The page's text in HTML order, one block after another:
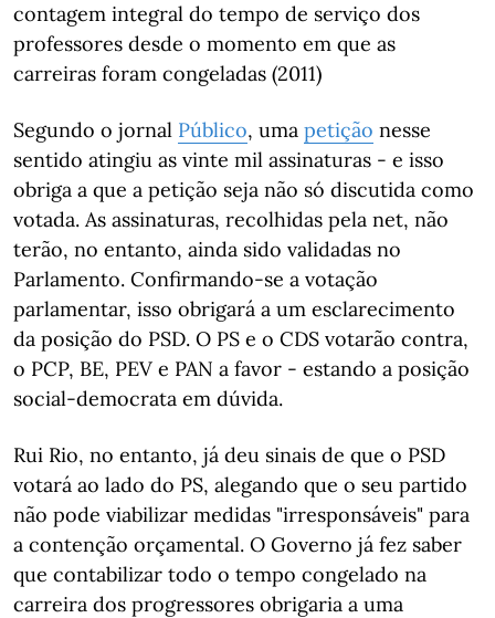
contagem integral do tempo de serviço dos
professores desde o momento em que as
carreiras foram congeladas (2011)
Segundo o jornal Público, uma petição nesse
sentido atingiu as vinte mil assinaturas - e isso
obriga a que a petição seja não só discutida como
votada. As assinaturas, recolhidas pela net, não
terão, no entanto, ainda sido validadas no
Parlamento. Confirmando-se a votação
parlamentar, isso obrigará a um esclarecimento
da posição do PSD. O PS e o CDS votarão contra,
o PCP, BE, PEV e PAN a favor - estando a posição
social-democrata em dúvida.
Rui Rio, no entanto, já deu sinais de que o PSD
votará ao lado do PS, alegando que o seu partido
não pode viabilizar medidas "irresponsáveis" para
a contenção orçamental. O Governo já fez saber
que contabilizar todo o tempo congelado na
carreira dos progressores obrigaria a uma